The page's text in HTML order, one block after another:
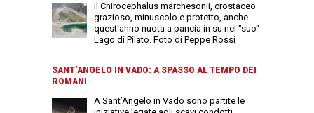
Il Chirocephalus marchesonii, crostaceo
grazioso, minuscolo e protetto, anche
quest'anno nuota a pancia in su nel "suo"
Lago di Pilato. Foto di Peppe Rossi
SANT’ANGELO IN VADO: A SPASSO AL TEMPO DEI
ROMANI
A Sant’Angelo in Vado sono partite le